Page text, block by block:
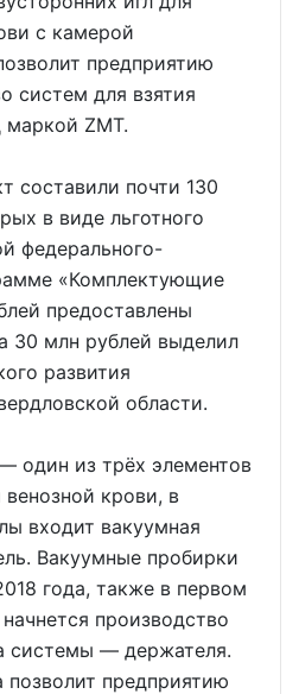
с камерой
предприятию
систем для взятия
маркой ZMT.
составили почти 130
в виде льготного
федерального-
«Комплектующие
предоставлены
30 млн рублей выделил
развития
области.
один из трёх элементов
крови, в
входит вакуумная
Вакуумные пробирки
года, также в первом
производство
системы — держателя.
позволит предприятию